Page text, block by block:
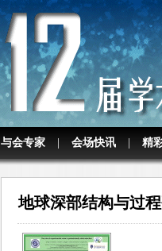
与会专家 会场快讯 精
地球深部结构与过